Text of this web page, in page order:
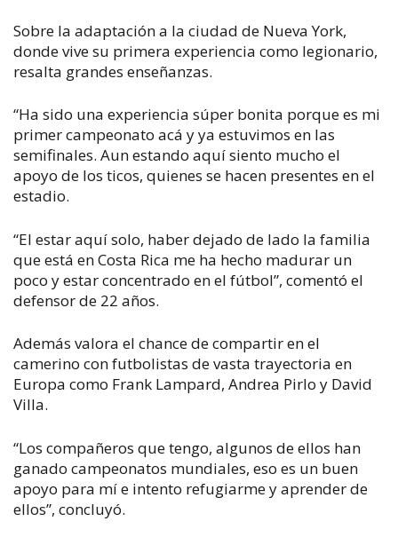
Sobre la adaptación a la ciudad de Nueva York,
donde vive su primera experiencia como legionario,
resalta grandes enseñanzas.
“Ha sido una experiencia súper bonita porque es mi
primer campeonato acá y ya estuvimos en las
semifinales. Aun estando aquí siento mucho el
apoyo de los ticos, quienes se hacen presentes en el
estadio.
“El estar aquí solo, haber dejado de lado la familia
que está en Costa Rica me ha hecho madurar un
poco y estar concentrado en el fútbol”, comentó el
defensor de 22 años.
Además valora el chance de compartir en el
camerino con futbolistas de vasta trayectoria en
Europa como Frank Lampard, Andrea Pirlo y David
Villa.
“Los compañeros que tengo, algunos de ellos han
ganado campeonatos mundiales, eso es un buen
apoyo para mí e intento refugiarme y aprender de
ellos”, concluyó.